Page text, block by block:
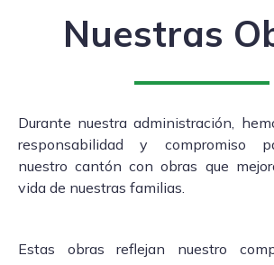
Nuestras
Durante nuestra administración,
responsabilidad y compromiso
nuestro cantón con obras que
vida de nuestras familias.
Estas obras reflejan nuestro